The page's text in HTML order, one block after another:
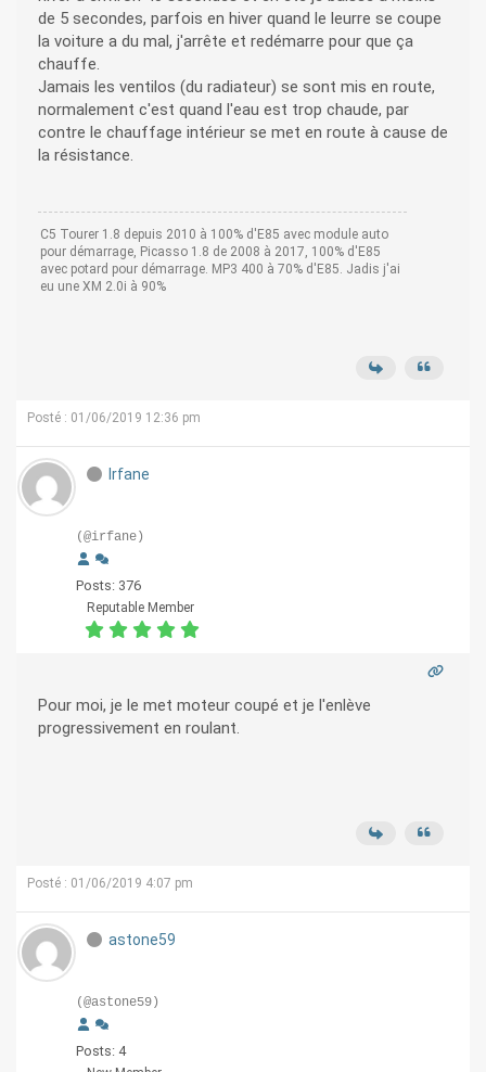
de 5 secondes, parfois en hiver quand le leurre se coupe
la voiture a du mal, j'arrête et redémarre pour que ça
chauffe.
Jamais les ventilos (du radiateur) se sont mis en route,
normalement c'est quand l'eau est trop chaude, par
contre le chauffage intérieur se met en route à cause de
la résistance.
C5 Tourer 1.8 depuis 2010 à 100% d'E85 avec module auto
pour démarrage, Picasso 1.8 de 2008 à 2017, 100% d'E85
avec potard pour démarrage. MP3 400 à 70% d'E85. Jadis j'ai
eu une XM 2.0i à 90%
Posté : 01/06/2019 12:36 pm
Irfane
(@irfane)
Posts: 376
Reputable Member
Pour moi, je le met moteur coupé et je l'enlève
progressivement en roulant.
Posté : 01/06/2019 4:07 pm
astone59
(@astone59)
Posts: 4